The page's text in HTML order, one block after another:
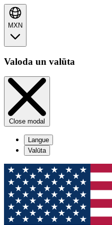
MXN
Valoda un valūta
Close modal
Langue
Valūta